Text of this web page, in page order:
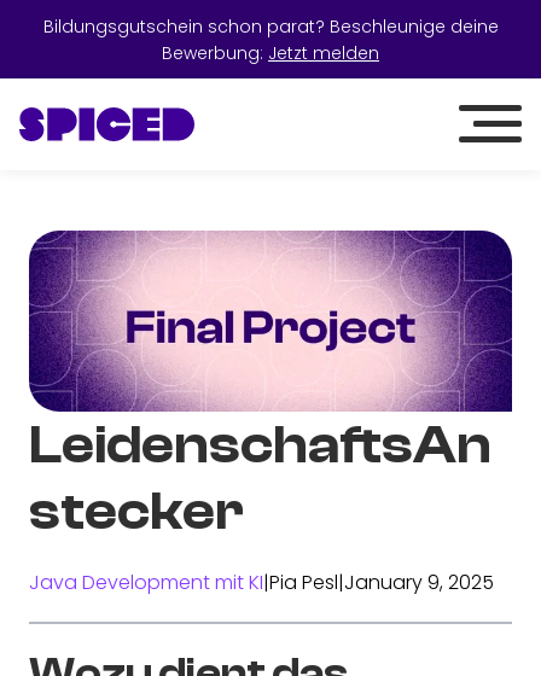
Bildungsgutschein schon parat? Beschleunige deine
Bewerbung: Jetzt melden
LeidenschaftsAn
stecker
Java Development mit KI|Pia Pesl|January 9, 2025